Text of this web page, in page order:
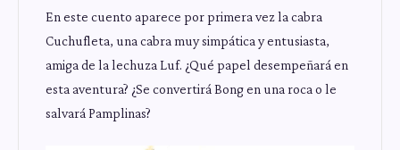
En este cuento aparece por primera vez la cabra
Cuchufleta, una cabra muy simpática y entusiasta,
amiga de la lechuza Luf. ¿Qué papel desempeñará en
esta aventura? ¿Se convertirá Bong en una roca o le
salvará Pamplinas?